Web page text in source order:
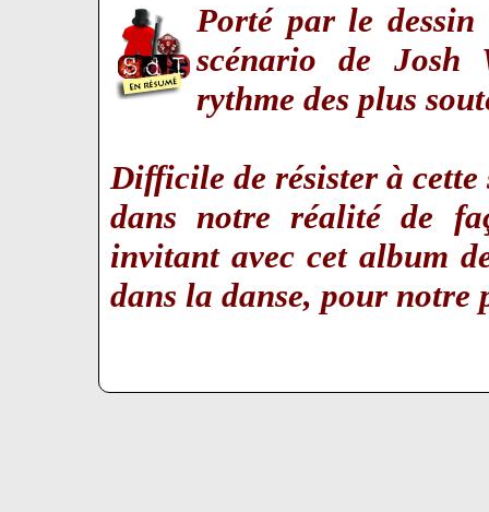
Porté par le dessin
scénario de Josh
rythme des plus
Difficile de résister à
dans notre réalité de
invitant avec cet album
dans la danse, pour